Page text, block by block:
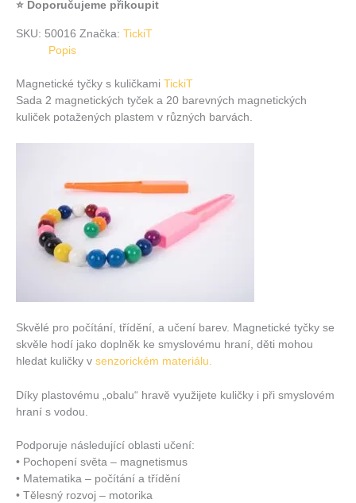
⭐ Doporučujeme přikoupit
SKU: 50016 Značka: TickiT
Popis
Magnetické tyčky s kuličkami TickiT
Sada 2 magnetických tyček a 20 barevných magnetických
kuliček potažených plastem v různých barvách.
Skvělé pro počítání, třídění, a učení barev. Magnetické tyčky se
skvěle hodí jako doplněk ke smyslovému hraní, děti mohou
hledat kuličky v senzorickém materiálu.
Díky plastovému „obalu“ hravě využijete kuličky i při smyslovém
hraní s vodou.
Podporuje následující oblasti učení:
• Pochopení světa – magnetismus
• Matematika – počítání a třídění
• Tělesný rozvoj – motorika